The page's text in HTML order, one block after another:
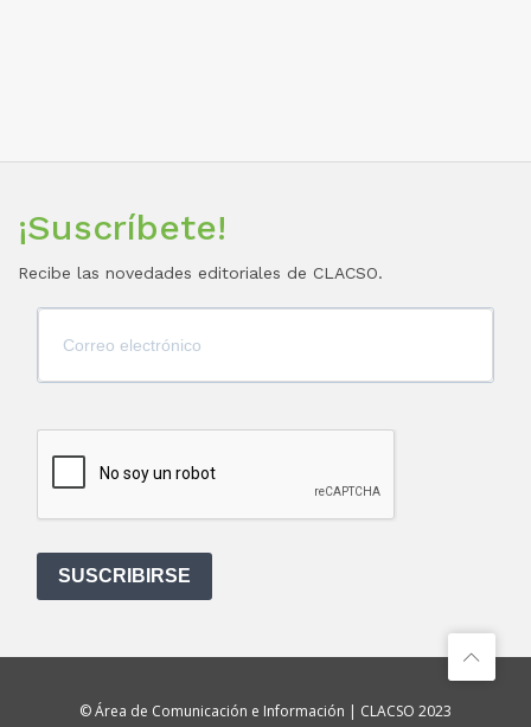
¡Suscríbete!
Recibe las novedades editoriales de CLACSO.
SUSCRIBIRSE
© Área de Comunicación e Información | CLACSO 2023